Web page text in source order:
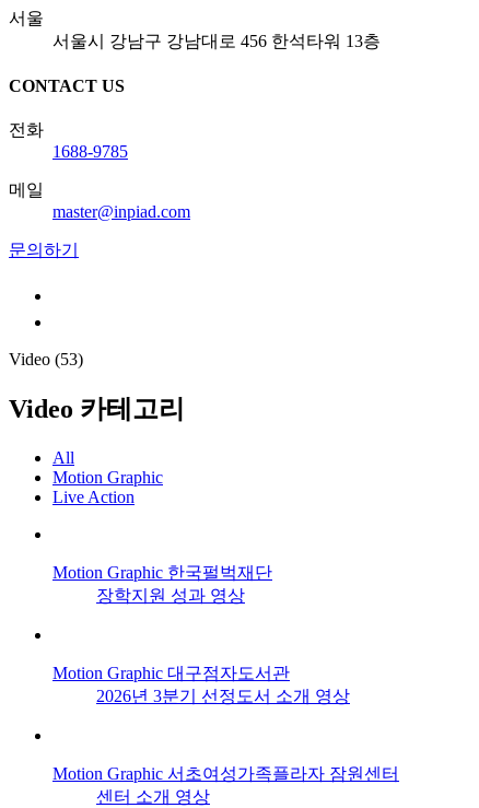
서울
서울시 강남구 강남대로 456 한석타워 13층
CONTACT US
전화
1688-9785
메일
master@inpiad.com
문의하기
Video (53)
Video 카테고리
All
Motion Graphic
Live Action
Motion Graphic 한국펄벅재단
장학지원 성과 영상
Motion Graphic 대구점자도서관
2026년 3분기 선정도서 소개 영상
Motion Graphic 서초여성가족플라자 잠원센터
센터 소개 영상